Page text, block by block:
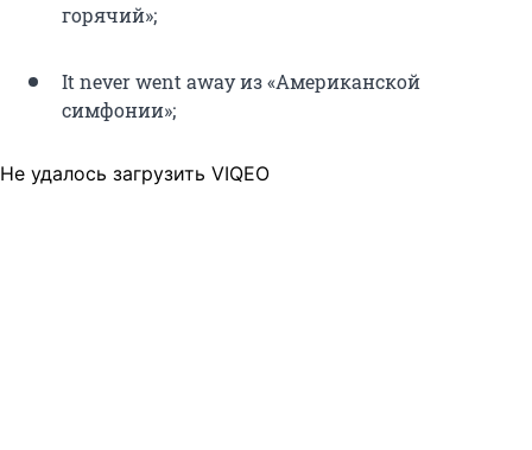
горячий»;
It never went away из «Американской
симфонии»;
Не удалось загрузить VIQEO